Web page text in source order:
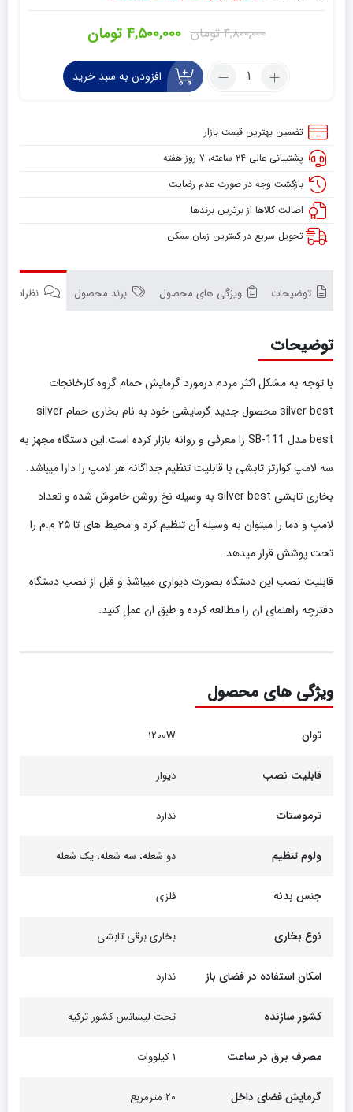
۴,۸۰۰,۰۰۰ تومان
قیمت
اصلی:
۴,۸۰۰,۰۰۰ تومان
۴,۵۰۰,۰۰۰ تومان
قیمت
فعلی:
۴,۵۰۰,۰۰۰ تومان.
تعداد:
Silver
1200W
افزودن به سبد خرید
تضمین بهترین قیمت بازار
پشتیبانی عالی ۲۴ ساعته، ۷ روز هفته
بازگشت وجه در صورت عدم رضایت
اصالت کالاها از برترین برندها
تحویل سریع در کمترین زمان ممکن
توضیحات ویژگی های محصول برند محصول نظرات (0)
توضیحات
با توجه به مشکل اکثر مردم درمورد گرمایش حمام گروه کارخانجات
silver best محصول جدید گرمایشی خود به نام بخاری حمام silver
best مدل SB-111 را معرفی و روانه بازار کرده است.این دستگاه مجهز به
سه لامپ کوارتز تابشی با قابلیت تنظیم جداگانه هر لامپ را دارا میباشد.
بخاری تابشی silver best به وسیله نخ روشن خاموش شده و تعداد
لامپ و دما را میتوان به وسیله آن تنظیم کرد و محیط های تا ۲۵ م.م را
تحت پوشش قرار میدهد.
قابلیت نصب این دستگاه بصورت دیواری میباشذ و قبل از نصب دستگاه
دفترچه راهنمای ان را مطالعه کرده و طبق ان عمل کنید.
ویژگی های محصول
توان 1200W
قابلیت نصب دیوار
ترموستات ندارد
ولوم تنظیم دو شعله، سه شعله، یک شعله
جنس بدنه فلزی
نوع بخاری بخاری برقی تابشی
امکان استفاده در فضای باز ندارد
کشور سازنده تحت لیسانس کشور ترکیه
مصرف برق در ساعت 1 کیلووات
گرمایش فضای داخل 20 مترمربع